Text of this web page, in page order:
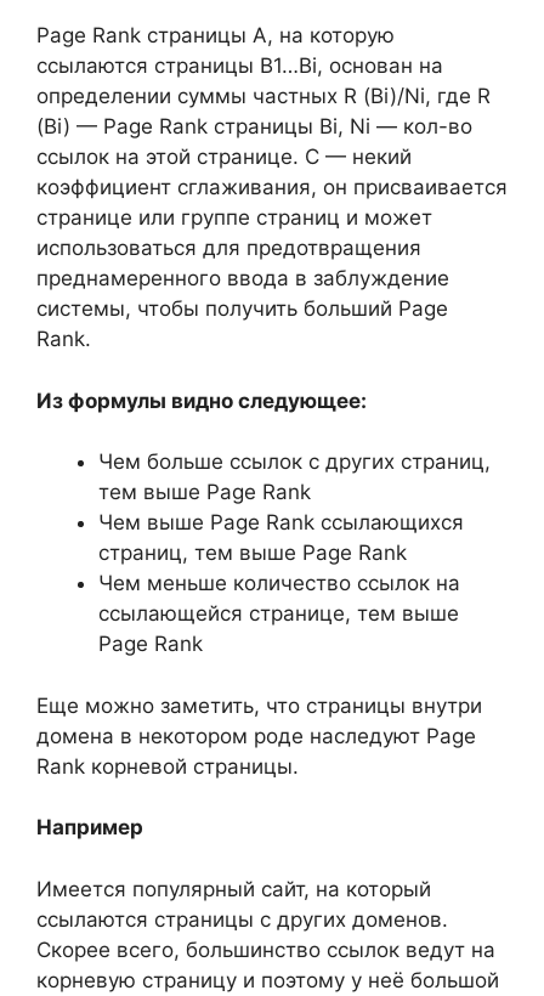
Page Rank страницы A, на которую
ссылаются страницы В1…Вi, основан на
определении суммы частных R (Bi)/Ni, где R
(Bi) — Page Rank страницы Bi, Ni — кол-во
ссылок на этой странице. С — некий
коэффициент сглаживания, он присваивается
странице или группе страниц и может
использоваться для предотвращения
преднамеренного ввода в заблуждение
системы, чтобы получить больший Page
Rank.
Из формулы видно следующее:
Чем больше ссылок с других страниц,
тем выше Page Rank
Чем выше Page Rank ссылающихся
страниц, тем выше Page Rank
Чем меньше количество ссылок на
ссылающейся странице, тем выше
Page Rank
Еще можно заметить, что страницы внутри
домена в некотором роде наследуют Page
Rank корневой страницы.
Например
Имеется популярный сайт, на который
ссылаются страницы с других доменов.
Скорее всего, большинство ссылок ведут на
корневую страницу и поэтому у неё большой